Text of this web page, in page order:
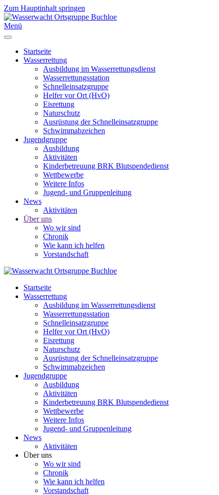
Zum Hauptinhalt springen
Menü
Startseite
Wasserrettung
Ausbildung im Wasserrettungsdienst
Wasserrettungsstation
Schnelleinsatzgruppe
Helfer vor Ort (HvO)
Eisrettung
Naturschutz
Ausrüstung der Schnelleinsatzgruppe
Schwimmabzeichen
Jugendgruppe
Ausbildung
Aktivitäten
Kinderbetreuung BRK Blutspendedienst
Wettbewerbe
Weitere Infos
Jugend- und Gruppenleitung
News
Aktivitäten
Über uns
Wo wir sind
Chronik
Wie kann ich helfen
Vorstandschaft
Startseite
Wasserrettung
Ausbildung im Wasserrettungsdienst
Wasserrettungsstation
Schnelleinsatzgruppe
Helfer vor Ort (HvO)
Eisrettung
Naturschutz
Ausrüstung der Schnelleinsatzgruppe
Schwimmabzeichen
Jugendgruppe
Ausbildung
Aktivitäten
Kinderbetreuung BRK Blutspendedienst
Wettbewerbe
Weitere Infos
Jugend- und Gruppenleitung
News
Aktivitäten
Über uns
Wo wir sind
Chronik
Wie kann ich helfen
Vorstandschaft